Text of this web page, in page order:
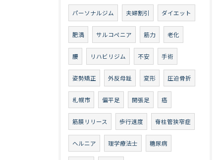
パーソナルジム 夫婦割引 ダイエット
肥満 サルコペニア 筋力 老化
腰 リハビリジム 不安 手術
姿勢矯正 外反母趾 変形 圧迫骨折
札幌市 偏平足 開張足 癌
筋膜リリース 歩行速度 脊柱管狭窄症
ヘルニア 理学療法士 糖尿病